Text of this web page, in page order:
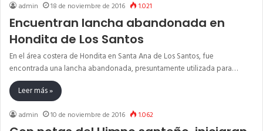
admin 18 de noviembre de 2016 1.021
Encuentran lancha abandonada en
Hondita de Los Santos
En el área costera de Hondita en Santa Ana de Los Santos, fue
encontrada una lancha abandonada, presuntamente utilizada para…
Leer más »
admin 10 de noviembre de 2016 1.062